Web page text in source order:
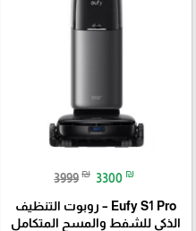
3999 ₪ 3300 ₪
Eufy S1 Pro – روبوت التنظيف
الذكي للشفط والمسح المتكامل